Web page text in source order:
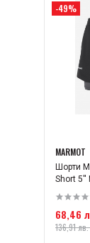
-49%
MARMOT
Шорти
Short 5''
68,46
136,91